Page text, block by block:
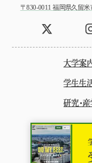
〒830-0011 福岡県久留
大学案
学生生
研究・